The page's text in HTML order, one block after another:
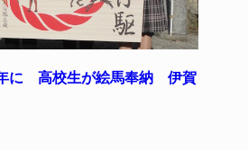
年に 高校生が絵馬奉納 伊賀